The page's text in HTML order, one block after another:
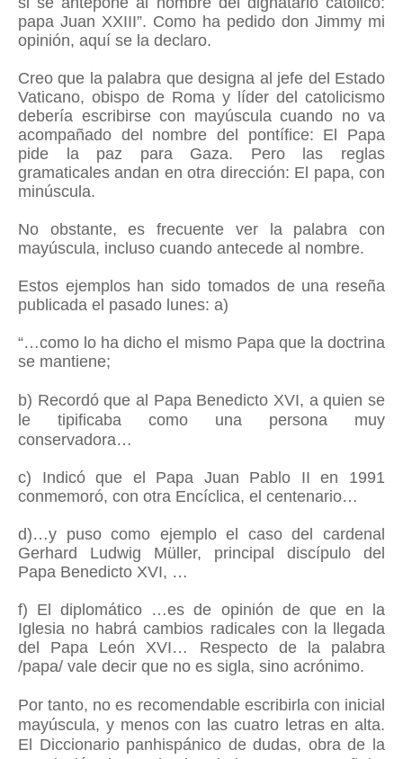
papa Juan XXIII”. Como ha pedido don Jimmy mi
opinión, aquí se la declaro.
Creo que la palabra que designa al jefe del Estado
Vaticano, obispo de Roma y líder del catolicismo
debería escribirse con mayúscula cuando no va
acompañado del nombre del pontífice: El Papa
pide la paz para Gaza. Pero las reglas
gramaticales andan en otra dirección: El papa, con
minúscula.
No obstante, es frecuente ver la palabra con
mayúscula, incluso cuando antecede al nombre.
Estos ejemplos han sido tomados de una reseña
publicada el pasado lunes: a)
“…como lo ha dicho el mismo Papa que la doctrina
se mantiene;
b) Recordó que al Papa Benedicto XVI, a quien se
le tipificaba como una persona muy
conservadora…
c) Indicó que el Papa Juan Pablo II en 1991
conmemoró, con otra Encíclica, el centenario…
d)…y puso como ejemplo el caso del cardenal
Gerhard Ludwig Müller, principal discípulo del
Papa Benedicto XVI, …
f) El diplomático …es de opinión de que en la
Iglesia no habrá cambios radicales con la llegada
del Papa León XVI… Respecto de la palabra
/papa/ vale decir que no es sigla, sino acrónimo.
Por tanto, no es recomendable escribirla con inicial
mayúscula, y menos con las cuatro letras en alta.
El Diccionario panhispánico de dudas, obra de la